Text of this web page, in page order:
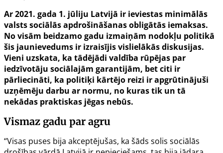
Ar 2021. gada 1. jūliju Latvijā ir ieviestas minimālās
valsts sociālās apdrošināšanas obligātās iemaksas.
No visām beidzamo gadu izmaiņām nodokļu politikā
šis jaunievedums ir izraisījis vislielākās diskusijas.
Vieni uzskata, ka tādējādi valdība rūpējas par
iedzīvotāju sociālajām garantijām, bet citi ir
pārliecināti, ka politiķi kārtējo reizi ir apgrūtinājuši
uzņēmēju darbu ar normu, no kuras tik un tā
nekādas praktiskas jēgas nebūs.
Vismaz gadu par agru
“Visas puses bija akceptējušas, ka šāds solis sociālās